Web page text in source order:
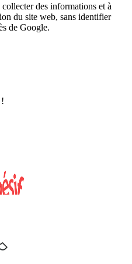
des informations et à
du site web, sans identifier
de Google.